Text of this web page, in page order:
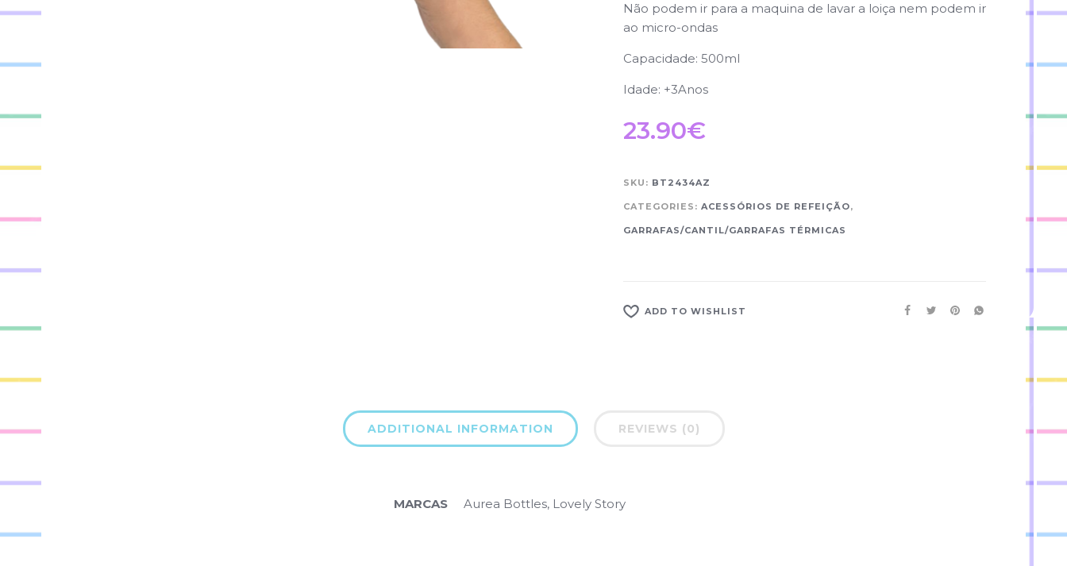
Não podem ir para a maquina de lavar a loiça ​​nem podem ir
ao micro-ondas
Capacidade: 500ml
Idade: +3Anos
23.90€
SKU: BT2434AZ
CATEGORIES: ACESSÓRIOS DE REFEIÇÃO,
GARRAFAS/CANTIL/GARRAFAS TÉRMICAS
ADD TO WISHLIST
ADDITIONAL INFORMATION REVIEWS (0)
MARCAS Aurea Bottles, Lovely Story